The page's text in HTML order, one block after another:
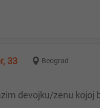
33 Beograd
devojku/zenu